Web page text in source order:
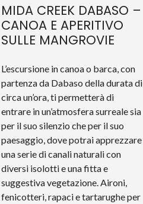
MIDA CREEK DABASO –
CANOA E APERITIVO
SULLE MANGROVIE
L’escursione in canoa o barca, con
partenza da Dabaso della durata di
circa un’ora, ti permetterà di
entrare in un’atmosfera surreale sia
per il suo silenzio che per il suo
paesaggio, dove potrai apprezzare
una serie di canali naturali con
diversi isolotti e una fitta e
suggestiva vegetazione. Aironi,
fenicotteri, rapaci e tartarughe per